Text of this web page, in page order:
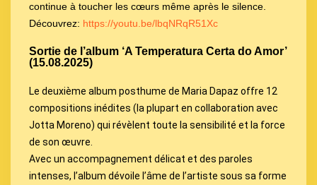
continue à toucher les cœurs même après le silence.
Découvrez: https://youtu.be/lbqNRqR51Xc
Sortie de l’album ‘A Temperatura Certa do Amor’
(15.08.2025)
Le deuxième album posthume de Maria Dapaz offre 12
compositions inédites (la plupart en collaboration avec
Jotta Moreno) qui révèlent toute la sensibilité et la force
de son œuvre.
Avec un accompagnement délicat et des paroles
intenses, l’album dévoile l’âme de l’artiste sous sa forme